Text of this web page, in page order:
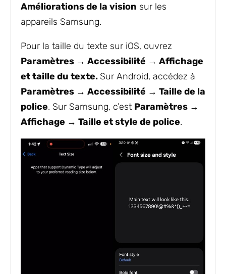
Améliorations de la vision sur les
appareils Samsung.
Pour la taille du texte sur iOS, ouvrez
Paramètres → Accessibilité → Affichage
et taille du texte. Sur Android, accédez à
Paramètres → Accessibilité → Taille de la
police. Sur Samsung, c’est Paramètres →
Affichage → Taille et style de police.